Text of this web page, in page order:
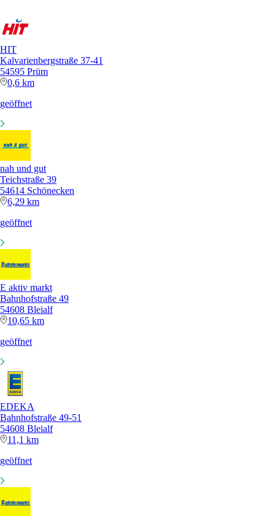
HIT
Kalvarienbergstraße 37-41
54595 Prüm
0,6 km
geöffnet
nah und gut
Teichstraße 39
54614 Schönecken
6,29 km
geöffnet
E aktiv markt
Bahnhofstraße 49
54608 Bleialf
10,65 km
geöffnet
EDEKA
Bahnhofstraße 49-51
54608 Bleialf
11,1 km
geöffnet